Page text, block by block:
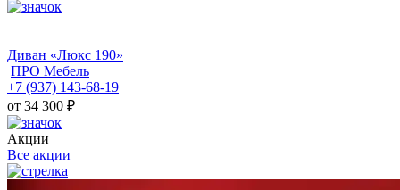
Диван «Люкс 190»
ПРО Мебель
+7 (937) 143-68-19
от 34 300 ₽
Акции
Все акции